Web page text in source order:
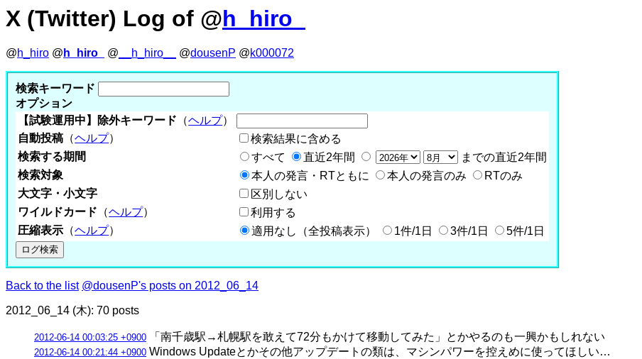
X (Twitter) Log of @h_hiro_
@h_hiro @ h_hiro_ @ __h_hiro__ @dousenP @k000072
検索キーワード
オプション
【試験運用中】除外キーワード （ヘルプ）
自動投稿 （ヘルプ）
検索結果に含める
検索する期間
すべて 直近2年間
までの直近2年間
検索対象
本人の発言・RTともに 本人の発言のみ
RTのみ
大文字・小文字
区別しない
ワイルドカード （ヘルプ）
利用する
圧縮表示 （ヘルプ） 適用なし（全投稿表示） 1件/1日 3件/1日 5件/1日
Back to the list @dousenP's posts on 2012_06_14
2012_06_14 (木): 70 posts
2012-06-14 00:03:25 +0900 「南千歳駅→札幌駅を敢えて72分もかけて移動してみた」とかやるのも一興かもしれない
2012-06-14 00:21:44 +0900 Windows Updateとかその他アップデートの類は、マシンパワーを控えめに使ってほしい…